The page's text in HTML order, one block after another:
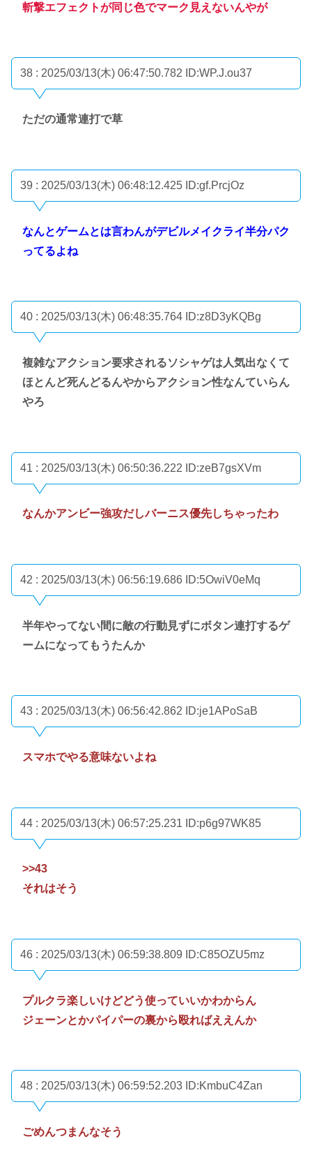
斬撃エフェクトが同じ色でマーク見えないんやが
38 : 2025/03/13(木) 06:47:50.782 ID:WP.J.ou37
ただの通常連打で草
39 : 2025/03/13(木) 06:48:12.425 ID:gf.PrcjOz
なんとゲームとは言わんがデビルメイクライ半分パク
ってるよね
40 : 2025/03/13(木) 06:48:35.764 ID:z8D3yKQBg
複雑なアクション要求されるソシャゲは人気出なくて
ほとんど死んどるんやからアクション性なんていらん
やろ
41 : 2025/03/13(木) 06:50:36.222 ID:zeB7gsXVm
なんかアンビー強攻だしバーニス優先しちゃったわ
42 : 2025/03/13(木) 06:56:19.686 ID:5OwiV0eMq
半年やってない間に敵の行動見ずにボタン連打するゲ
ームになってもうたんか
43 : 2025/03/13(木) 06:56:42.862 ID:je1APoSaB
スマホでやる意味ないよね
44 : 2025/03/13(木) 06:57:25.231 ID:p6g97WK85
>>43
それはそう
46 : 2025/03/13(木) 06:59:38.809 ID:C85OZU5mz
プルクラ楽しいけどどう使っていいかわからん
ジェーンとかパイパーの裏から殴ればええんか
48 : 2025/03/13(木) 06:59:52.203 ID:KmbuC4Zan
ごめんつまんなそう